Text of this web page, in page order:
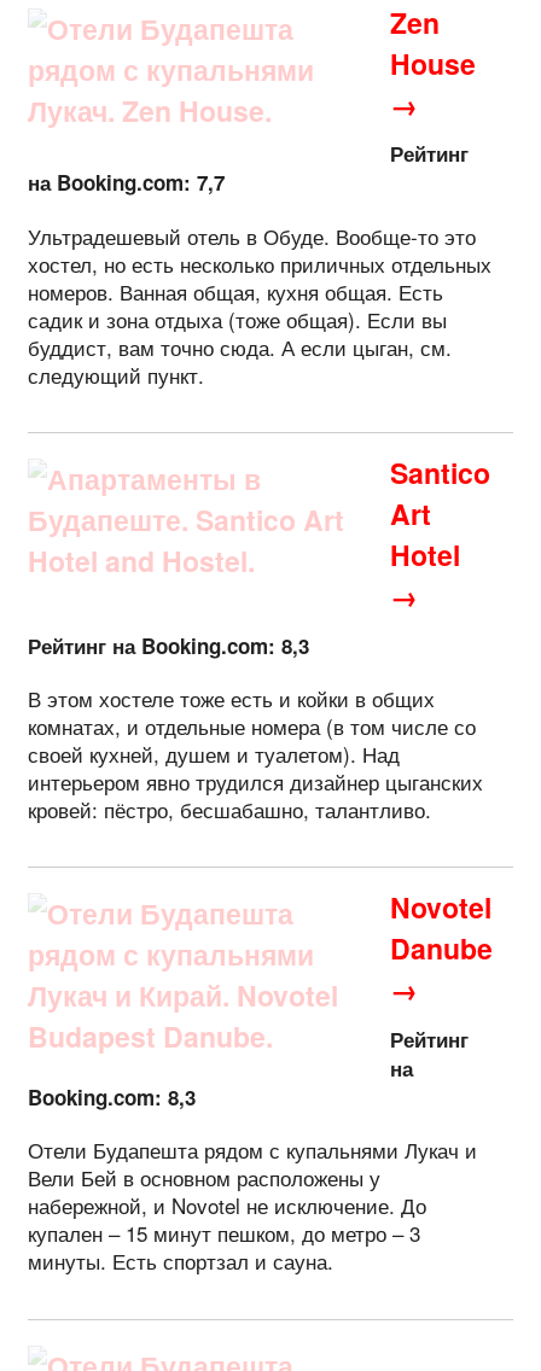
Zen
House
→
Рейтинг
на Booking.com: 7,7
Ультрадешевый отель в Обуде. Вообще-то это
хостел, но есть несколько приличных отдельных
номеров. Ванная общая, кухня общая. Есть
садик и зона отдыха (тоже общая). Если вы
буддист, вам точно сюда. А если цыган, см.
следующий пункт.
Santico
Art
Hotel
→
Рейтинг на Booking.com: 8,3
В этом хостеле тоже есть и койки в общих
комнатах, и отдельные номера (в том числе со
своей кухней, душем и туалетом). Над
интерьером явно трудился дизайнер цыганских
кровей: пёстро, бесшабашно, талантливо.
Novotel
Danube
→
Рейтинг
на
Booking.com: 8,3
Отели Будапешта рядом с купальнями Лукач и
Вели Бей в основном расположены у
набережной, и Novotel не исключение. До
купален – 15 минут пешком, до метро – 3
минуты. Есть спортзал и сауна.